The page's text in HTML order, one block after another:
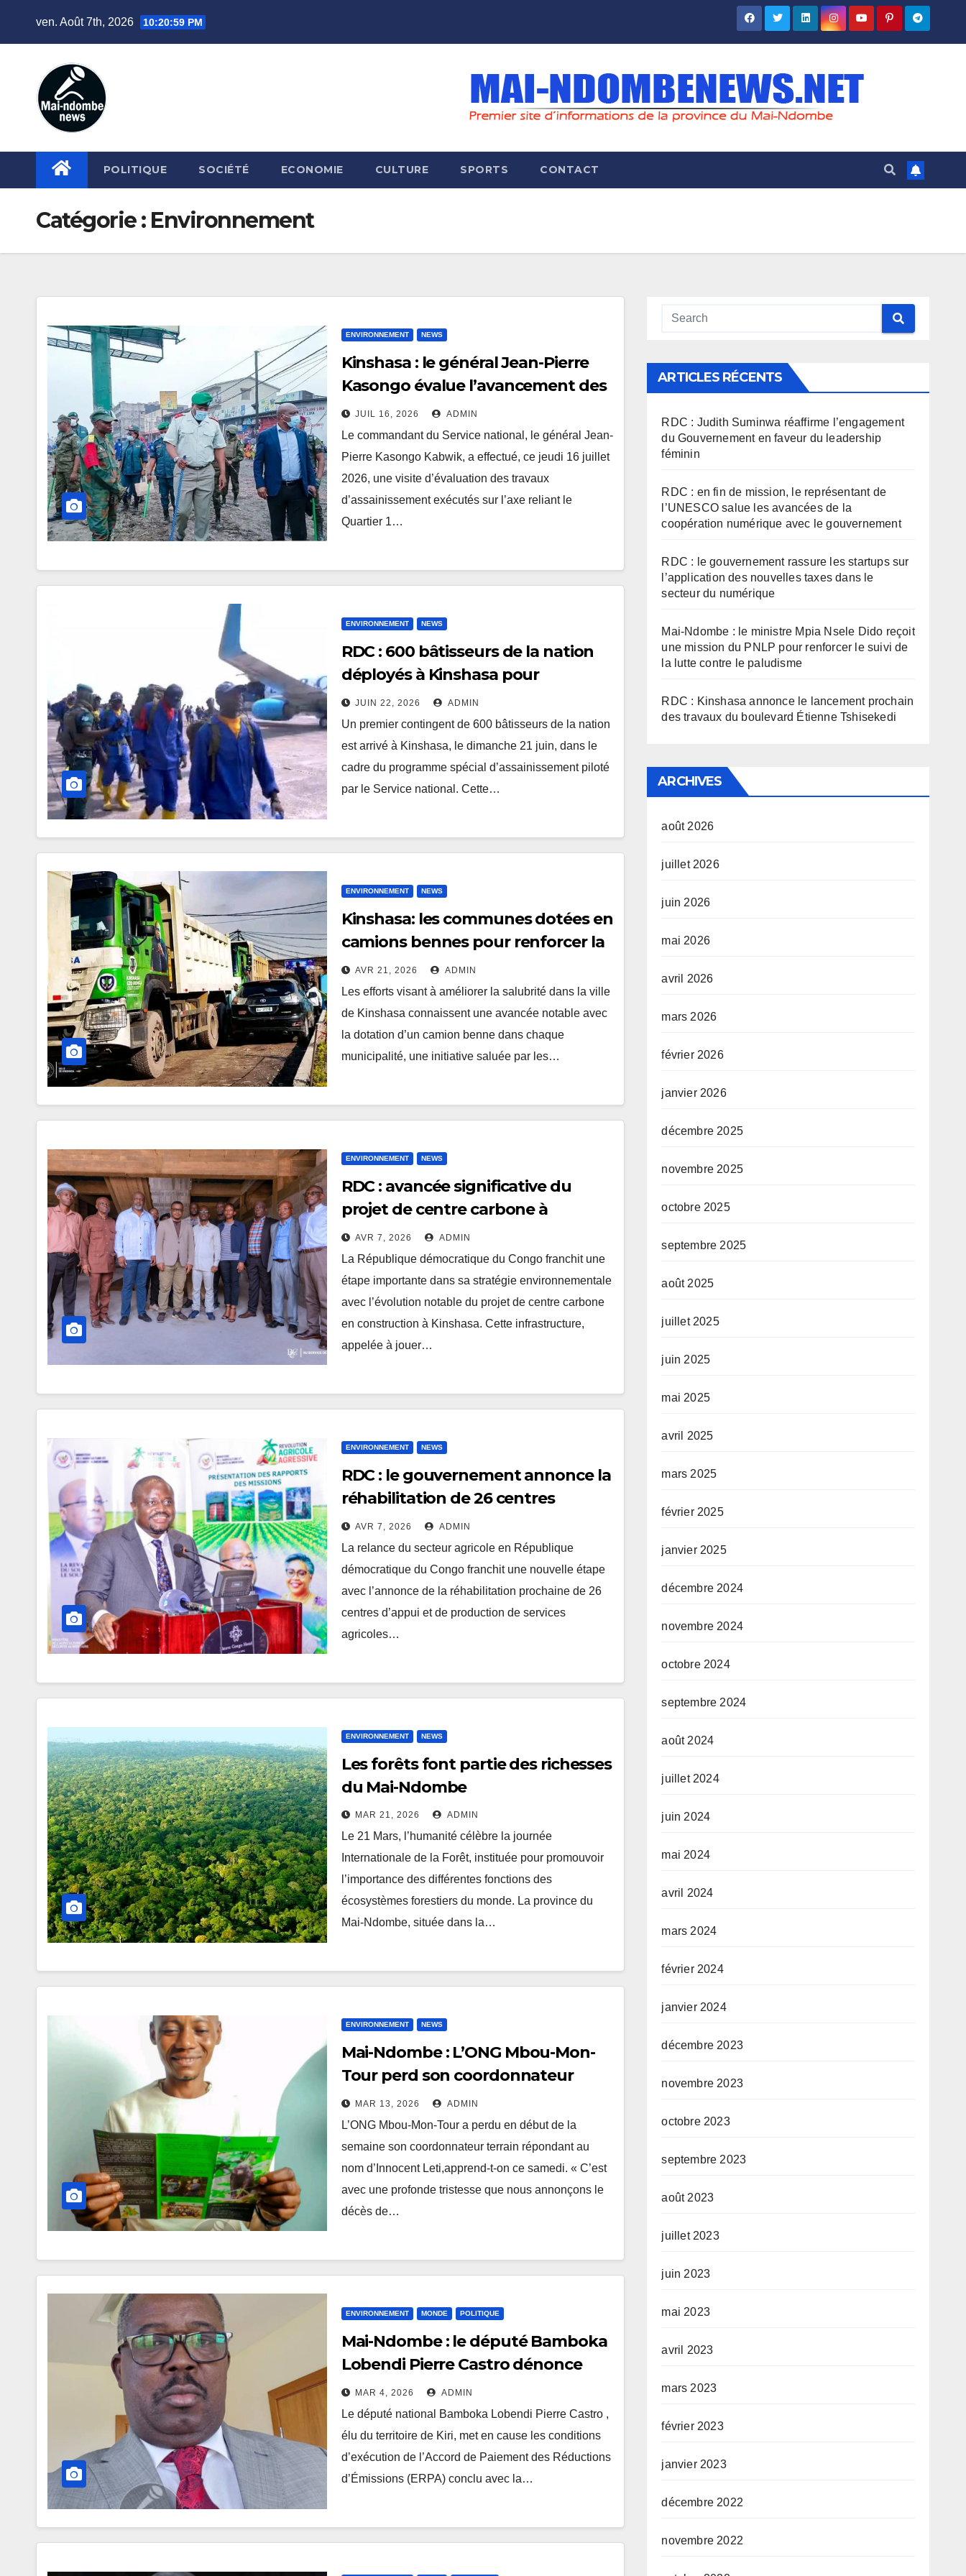
ven. Août 7th, 2026 10:21:00 PM
POLITIQUE SOCIÉTÉ ECONOMIE CULTURE SPORTS CONTACT
Catégorie : Environnement
ENVIRONNEMENT NEWS
Kinshasa : le général Jean-Pierre
Kasongo évalue l’avancement des
travaux d’assainissement sur l’axe
Quartier 1–Aéroport de N’djili
JUIL 16, 2026 ADMIN
Le commandant du Service national, le général Jean-
Pierre Kasongo Kabwik, a effectué, ce jeudi 16 juillet
2026, une visite d’évaluation des travaux
d’assainissement exécutés sur l’axe reliant le
Quartier 1…
ENVIRONNEMENT NEWS
RDC : 600 bâtisseurs de la nation
déployés à Kinshasa pour
l’assainissement de la ville
JUIN 22, 2026 ADMIN
Un premier contingent de 600 bâtisseurs de la nation
est arrivé à Kinshasa, le dimanche 21 juin, dans le
cadre du programme spécial d’assainissement piloté
par le Service national. Cette…
ENVIRONNEMENT NEWS
Kinshasa: les communes dotées en
camions bennes pour renforcer la
salubrité urbaine
AVR 21, 2026 ADMIN
Les efforts visant à améliorer la salubrité dans la ville
de Kinshasa connaissent une avancée notable avec
la dotation d’un camion benne dans chaque
municipalité, une initiative saluée par les…
ENVIRONNEMENT NEWS
RDC : avancée significative du
projet de centre carbone à
l’Université de Kinshasa
AVR 7, 2026 ADMIN
La République démocratique du Congo franchit une
étape importante dans sa stratégie environnementale
avec l’évolution notable du projet de centre carbone
en construction à Kinshasa. Cette infrastructure,
appelée à jouer…
ENVIRONNEMENT NEWS
RDC : le gouvernement annonce la
réhabilitation de 26 centres
d’appui agricoles à travers le pays
AVR 7, 2026 ADMIN
La relance du secteur agricole en République
démocratique du Congo franchit une nouvelle étape
avec l’annonce de la réhabilitation prochaine de 26
centres d’appui et de production de services
agricoles…
ENVIRONNEMENT NEWS
Les forêts font partie des richesses
du Mai-Ndombe
MAR 21, 2026 ADMIN
Le 21 Mars, l’humanité célèbre la journée
Internationale de la Forêt, instituée pour promouvoir
l’importance des différentes fonctions des
écosystèmes forestiers du monde. La province du
Mai-Ndombe, située dans la…
ENVIRONNEMENT NEWS
Mai-Ndombe : L’ONG Mbou-Mon-
Tour perd son coordonnateur
terrain
MAR 13, 2026 ADMIN
L’ONG Mbou-Mon-Tour a perdu en début de la
semaine son coordonnateur terrain répondant au
nom d’Innocent Leti,apprend-t-on ce samedi. « C’est
avec une profonde tristesse que nous annonçons le
décès de…
ENVIRONNEMENT MONDE POLITIQUE
Mai-Ndombe : le député Bamboka
Lobendi Pierre Castro dénonce
une « double décote » dans l’ERPA
et saisit la présidence
MAR 4, 2026 ADMIN
Le député national Bamboka Lobendi Pierre Castro ,
élu du territoire de Kiri, met en cause les conditions
d’exécution de l’Accord de Paiement des Réductions
d’Émissions (ERPA) conclu avec la…
ARTICLES RÉCENTS
RDC : Judith Suminwa réaffirme l’engagement
du Gouvernement en faveur du leadership
féminin
RDC : en fin de mission, le représentant de
l’UNESCO salue les avancées de la
coopération numérique avec le gouvernement
RDC : le gouvernement rassure les startups sur
l’application des nouvelles taxes dans le
secteur du numérique
Mai-Ndombe : le ministre Mpia Nsele Dido reçoit
une mission du PNLP pour renforcer le suivi de
la lutte contre le paludisme
RDC : Kinshasa annonce le lancement prochain
des travaux du boulevard Étienne Tshisekedi
ARCHIVES
août 2026
juillet 2026
juin 2026
mai 2026
avril 2026
mars 2026
février 2026
janvier 2026
décembre 2025
novembre 2025
octobre 2025
septembre 2025
août 2025
juillet 2025
juin 2025
mai 2025
avril 2025
mars 2025
février 2025
janvier 2025
décembre 2024
novembre 2024
octobre 2024
septembre 2024
août 2024
juillet 2024
juin 2024
mai 2024
avril 2024
mars 2024
février 2024
janvier 2024
décembre 2023
novembre 2023
octobre 2023
septembre 2023
août 2023
juillet 2023
juin 2023
mai 2023
avril 2023
mars 2023
février 2023
janvier 2023
décembre 2022
novembre 2022